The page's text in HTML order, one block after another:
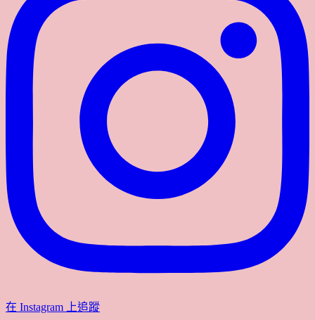
在 Instagram 上追蹤